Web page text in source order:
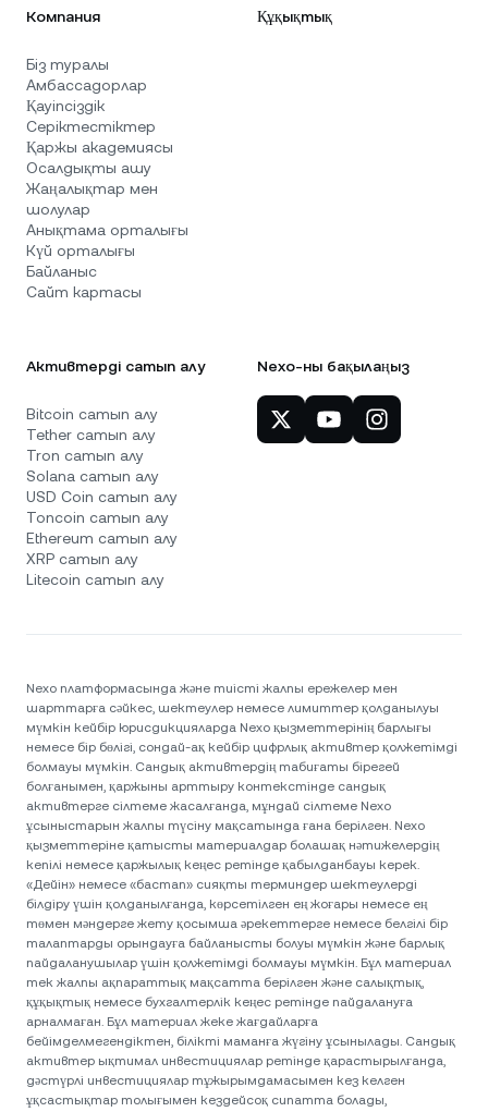
Компания
Біз туралы
Амбассадорлар
Қауіпсіздік
Серіктестіктер
Қаржы академиясы
Осалдықты ашу
Жаңалықтар мен
шолулар
Анықтама орталығы
Күй орталығы
Байланыс
Сайт картасы
Құқықтық
Активтерді сатып алу
Bitcoin сатып алу
Tether сатып алу
Tron сатып алу
Solana сатып алу
USD Coin сатып алу
Toncoin сатып алу
Ethereum сатып алу
XRP сатып алу
Litecoin сатып алу
Nexo-ны бақылаңыз
Nexo платформасында және тиісті жалпы ережелер мен
шарттарға сәйкес, шектеулер немесе лимиттер қолданылуы
мүмкін кейбір юрисдикцияларда Nexo қызметтерінің барлығы
немесе бір бөлігі, сондай-ақ кейбір цифрлық активтер қолжетімді
болмауы мүмкін. Сандық активтердің табиғаты бірегей
болғанымен, қаржыны арттыру контекстінде сандық
активтерге сілтеме жасалғанда, мұндай сілтеме Nexo
ұсыныстарын жалпы түсіну мақсатында ғана берілген. Nexo
қызметтеріне қатысты материалдар болашақ нәтижелердің
кепілі немесе қаржылық кеңес ретінде қабылданбауы керек.
«Дейін» немесе «бастап» сияқты терминдер шектеулерді
білдіру үшін қолданылғанда, көрсетілген ең жоғары немесе ең
төмен мәндерге жету қосымша әрекеттерге немесе белгілі бір
талаптарды орындауға байланысты болуы мүмкін және барлық
пайдаланушылар үшін қолжетімді болмауы мүмкін. Бұл материал
тек жалпы ақпараттық мақсатта берілген және салықтық,
құқықтық немесе бухгалтерлік кеңес ретінде пайдалануға
арналмаған. Бұл материал жеке жағдайларға
бейімделмегендіктен, білікті маманға жүгіну ұсынылады. Сандық
активтер ықтимал инвестициялар ретінде қарастырылғанда,
дәстүрлі инвестициялар тұжырымдамасымен кез келген
ұқсастықтар толығымен кездейсоқ сипатта болады,